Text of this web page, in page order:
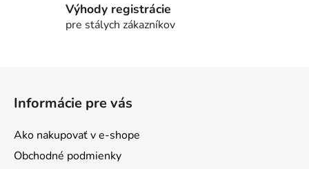
Výhody registrácie
pre stálych zákazníkov
Informácie pre vás
Ako nakupovať v e-shope
Obchodné podmienky